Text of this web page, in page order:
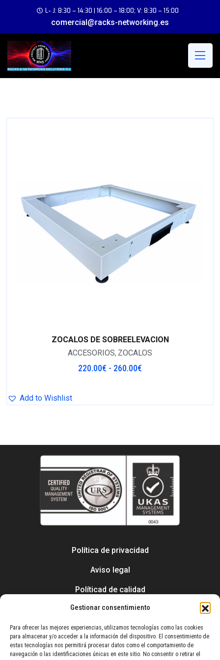
Gestionar consentimiento
Para ofrecer las mejores experiencias, utilizamos tecnologías como las cookies
para almacenar y/o acceder a la información del dispositivo. El consentimiento de
estas tecnologías nos permitirá procesar datos como el comportamiento de
navegación o las identificaciones únicas en este sitio. No consentir o retirar el
L- J: 8:30 – 14:30 | 16:00 – 18:00; V: 8:30 – 15:00
comercial@racks-networking.es
ZOCALOS DE SOBREELEVACION
ACCESORIOS, ZOCALOS
220.00€ - 260.00€
Add to Wishlist
Política de privacidad
Aviso legal
Políticad de calidad
Política de cookies (UE)